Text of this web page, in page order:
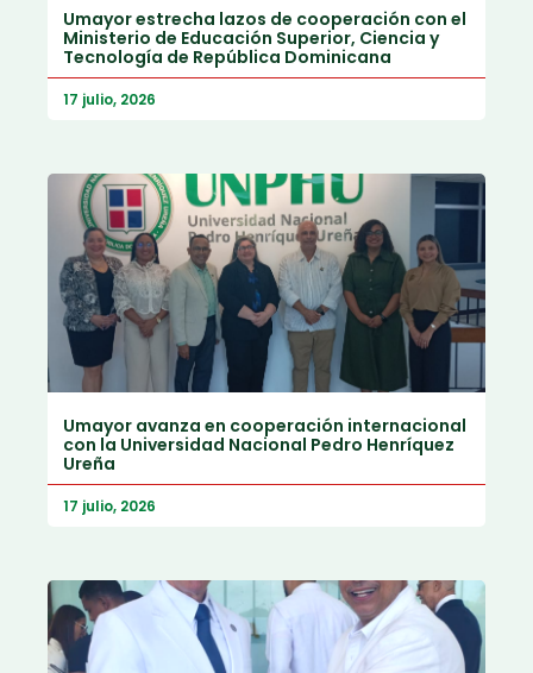
Umayor estrecha lazos de cooperación con el
Ministerio de Educación Superior, Ciencia y
Tecnología de República Dominicana
17 julio, 2026
Umayor avanza en cooperación internacional
con la Universidad Nacional Pedro Henríquez
Ureña
17 julio, 2026